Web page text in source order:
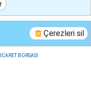
Çerezleri sil
BORSASI